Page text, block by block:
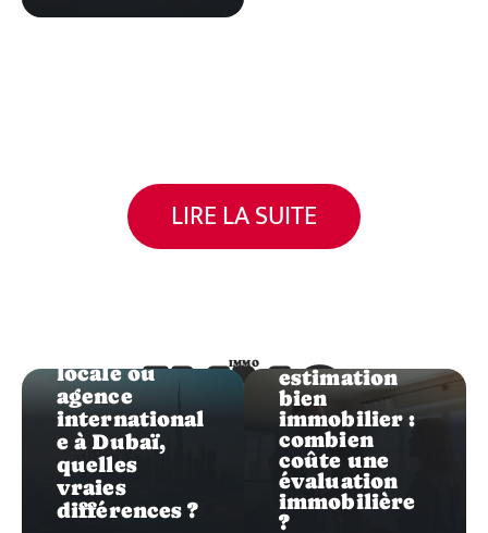
LIRE LA SUITE
IMMO
IMMO
locale ou
agence
international
e à Dubaï,
quelles
vraies
différences ?
estimation
bien
immobilier :
combien
coûte une
évaluation
immobilière
?